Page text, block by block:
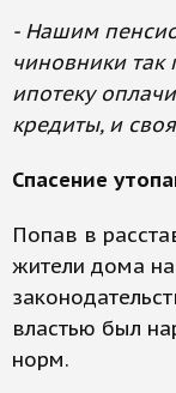
- Нашим
чиновники так
ипотеку
кредиты, и
Спасение
Попав в
жители дома на
властью был
норм.